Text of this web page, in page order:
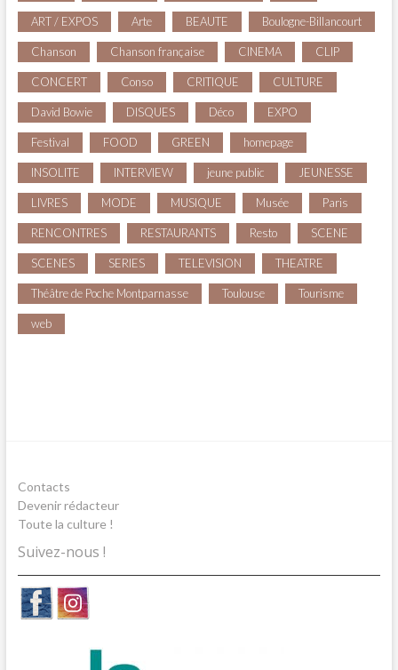
ART / EXPOS Arte BEAUTE Boulogne-Billancourt
Chanson Chanson française CINEMA CLIP
CONCERT Conso CRITIQUE CULTURE
David Bowie DISQUES Déco EXPO
Festival FOOD GREEN homepage
INSOLITE INTERVIEW jeune public JEUNESSE
LIVRES MODE MUSIQUE Musée Paris
RENCONTRES RESTAURANTS Resto SCENE
SCENES SERIES TELEVISION THEATRE
Théâtre de Poche Montparnasse Toulouse Tourisme
web
Contacts
Devenir rédacteur
Toute la culture !
Suivez-nous !